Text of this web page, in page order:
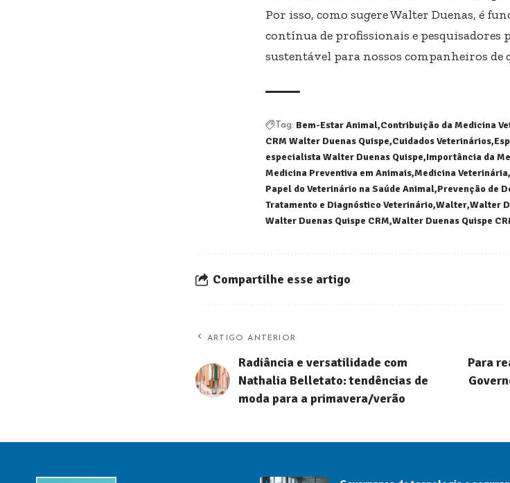
Por isso, como sugere Walter Duenas, é
contínua de profissionais e
sustentável para nossos companheiros de
Tag: Bem-Estar Animal Contribuição da Medicina
CRM Walter Duenas Quispe Cuidados Veterinários
especialista Walter Duenas Quispe Importância da
Medicina Preventiva em Animais Medicina Veterinária
Papel do Veterinário na Saúde Animal Prevenção de
Tratamento e Diagnóstico Veterinário Walter Walter
Walter Duenas Quispe CRM Walter Duenas Quispe
Compartilhe esse artigo
ARTIGO ANTERIOR
Radiância e versatilidade com
Nathalia Belletato: tendências de
moda para a primavera/verão
Para